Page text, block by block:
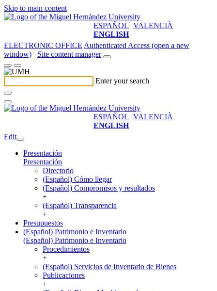
Skip to main content
ESPAÑOL VALENCIÀ
ENGLISH
ELECTRONIC OFFICE Authenticated Access (open a new
window)
Site content manager
Enter your search
ESPAÑOL VALENCIÀ
ENGLISH
Edit
Presentación
Presentación
Directorio
(Español) Cómo llegar
(Español) Compromisos y resultados
+
(Español) Transparencia
+
Presupuestos
(Español) Patrimonio e Inventario
(Español) Patrimonio e Inventario
Procedimientos
+
(Español) Servicios de Inventario de Bienes
Publicaciones
+